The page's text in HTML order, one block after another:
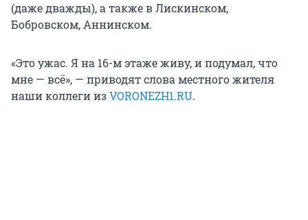
(даже дважды), а также в Лискинском,
Бобровском, Аннинском.
«Это ужас. Я на 16-м этаже живу, и подумал, что
мне — всё», — приводят слова местного жителя
наши коллеги изVORONEZH1.RU.